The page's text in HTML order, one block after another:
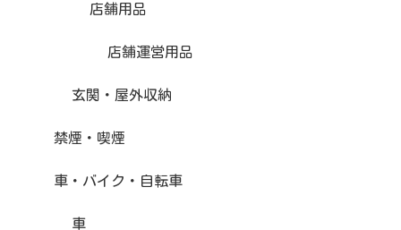
店舗用品
店舗運営用品
玄関・屋外収納
禁煙・喫煙
車・バイク・自転車
車